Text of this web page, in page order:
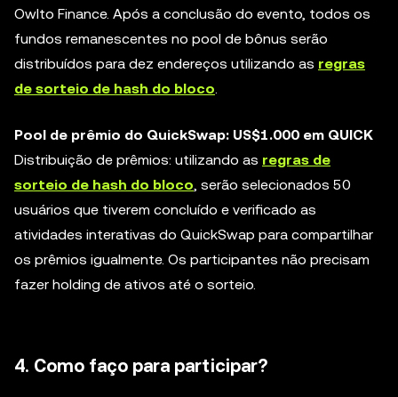
Owlto Finance. Após a conclusão do evento, todos os
fundos remanescentes no pool de bônus serão
distribuídos para dez endereços utilizando as regras
de sorteio de hash do bloco.
Pool de prêmio do QuickSwap: US$1.000 em QUICK
Distribuição de prêmios: utilizando as regras de
sorteio de hash do bloco, serão selecionados 50
usuários que tiverem concluído e verificado as
atividades interativas do QuickSwap para compartilhar
os prêmios igualmente. Os participantes não precisam
fazer holding de ativos até o sorteio.
4. Como faço para participar?